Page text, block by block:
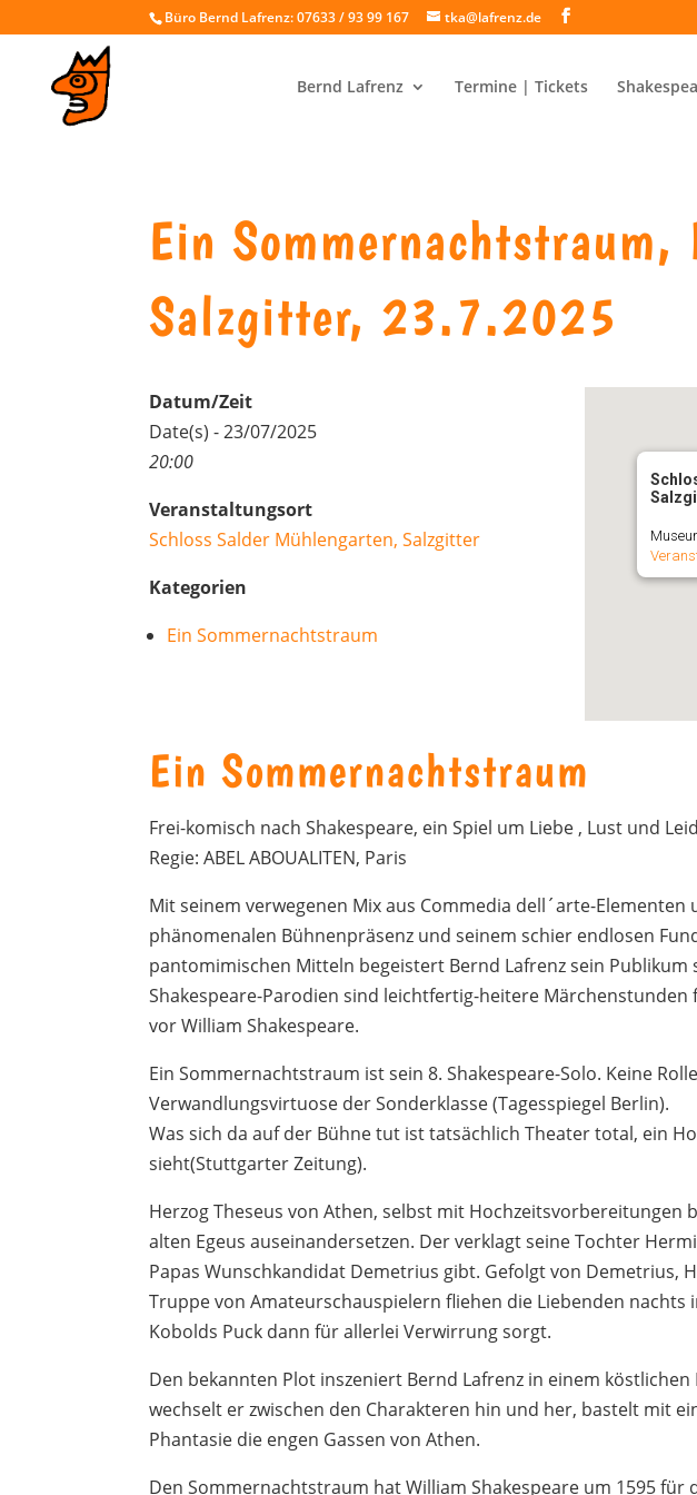
Büro Bernd Lafrenz: 07633 / 93 99 167 tka@lafrenz.de
Bernd Lafrenz Termine | Tickets
Ein Sommernachtstraum,
Salzgitter, 23.7.2025
Datum/Zeit
Date(s) - 23/07/2025
20:00
Veranstaltungsort
Schloss Salder Mühlengarten, Salzgitter
Kategorien
Ein Sommernachtstraum
Ein Sommernachtstraum
Frei-komisch nach Shakespeare, ein Spiel um Liebe , Lust und
Regie: ABEL ABOUALITEN, Paris
Mit seinem verwegenen Mix aus Commedia dell´arte-Elementen
phänomenalen Bühnenpräsenz und seinem schier endlosen
pantomimischen Mitteln begeistert Bernd Lafrenz sein Publikum
Shakespeare-Parodien sind leichtfertig-heitere Märchenstunden
vor William Shakespeare.
Ein Sommernachtstraum ist sein 8. Shakespeare-Solo. Keine
Verwandlungsvirtuose der Sonderklasse (Tagesspiegel Berlin).
Was sich da auf der Bühne tut ist tatsächlich Theater total, ein
sieht(Stuttgarter Zeitung).
Herzog Theseus von Athen, selbst mit Hochzeitsvorbereitungen
alten Egeus auseinandersetzen. Der verklagt seine Tochter
Papas Wunschkandidat Demetrius gibt. Gefolgt von Demetrius,
Truppe von Amateurschauspielern fliehen die Liebenden nachts
Kobolds Puck dann für allerlei Verwirrung sorgt.
Den bekannten Plot inszeniert Bernd Lafrenz in einem köstlichen
wechselt er zwischen den Charakteren hin und her, bastelt mit
Phantasie die engen Gassen von Athen.
Den Sommernachtstraum hat William Shakespeare um 1595 für